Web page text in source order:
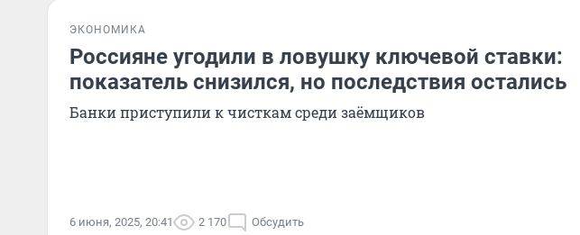
ЭКОНОМИКА
Россияне угодили в ловушку ключевой ставки:
показатель снизился, но последствия остались
Банки приступили к чисткам среди заёмщиков
6 июня, 2025, 20:41 2 170 Обсудить